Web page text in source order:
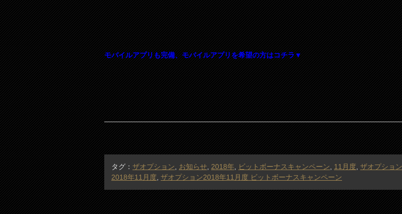
モバイルアプリも完備、モバイルアプリを希望の方はコチラ▼
タグ： ザオプション お知らせ 2018年 ビットボーナスキャンペーン 11月度 ザオプション
2018年11月度 ザオプション2018年11月度 ビットボーナスキャンペーン